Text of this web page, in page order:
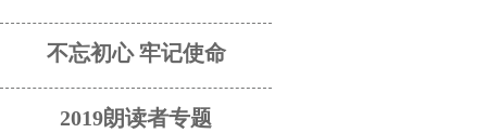
不忘初心 牢记使命
2019朗读者专题